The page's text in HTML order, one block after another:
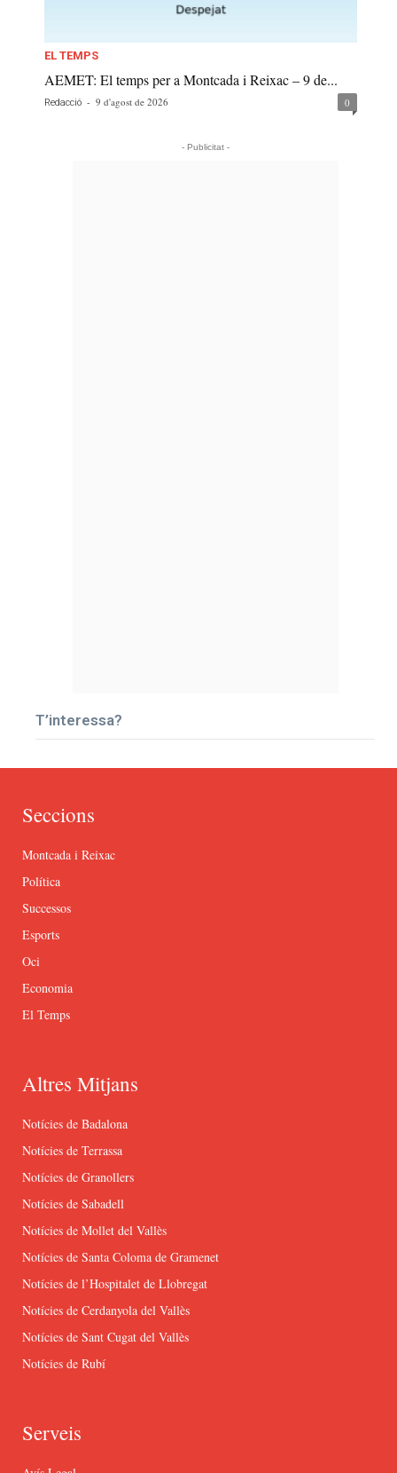
EL TEMPS
AEMET: El temps per a Montcada i Reixac – 9 de...
Redacció - 9 d'agost de 2026 0
- Publicitat -
T’interessa?
Seccions
Montcada i Reixac
Política
Successos
Esports
Oci
Economia
El Temps
Altres Mitjans
Notícies de Badalona
Notícies de Terrassa
Notícies de Granollers
Notícies de Sabadell
Notícies de Mollet del Vallès
Notícies de Santa Coloma de Gramenet
Notícies de l’Hospitalet de Llobregat
Notícies de Cerdanyola del Vallès
Notícies de Sant Cugat del Vallès
Notícies de Rubí
Serveis